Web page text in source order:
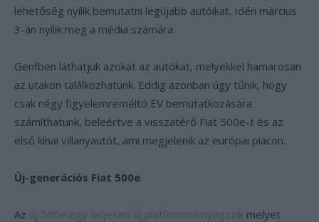
lehetőség nyílik bemutatni legújabb autóikat. Idén március
3-án nyílik meg a média számára.
Genfben láthatjuk azokat az autókat, melyekkel hamarosan
az utakon találkozhatunk. Eddig azonban úgy tűnik, hogy
csak négy figyelemreméltó EV bemutatkozására
számíthatunk, beleértve a visszatérő Fiat 500e-t és az
első kínai villanyautót, ami megjelenik az európai piacon.
Új-generációs Fiat 500e
Az új 500e egy teljesen új platformon nyugszik melyet